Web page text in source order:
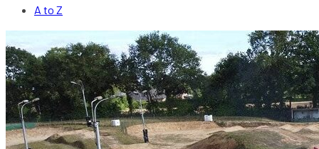
A to Z